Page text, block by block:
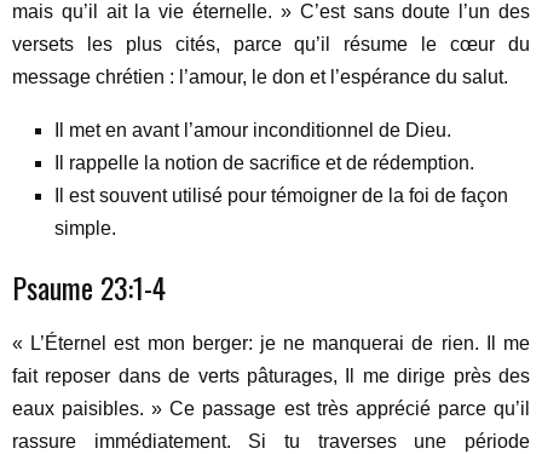
mais qu’il ait la vie éternelle. » C’est sans doute l’un des
versets les plus cités, parce qu’il résume le cœur du
message chrétien : l’amour, le don et l’espérance du salut.
Il met en avant l’amour inconditionnel de Dieu.
Il rappelle la notion de sacrifice et de rédemption.
Il est souvent utilisé pour témoigner de la foi de façon
simple.
Psaume 23:1-4
« L’Éternel est mon berger: je ne manquerai de rien. Il me
fait reposer dans de verts pâturages, Il me dirige près des
eaux paisibles. » Ce passage est très apprécié parce qu’il
rassure immédiatement. Si tu traverses une période